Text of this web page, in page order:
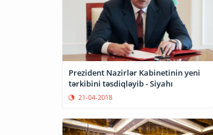
Prezident Nazirlər Kabinetinin yeni
tərkibini təsdiqləyib - Siyahı
21-04-2018